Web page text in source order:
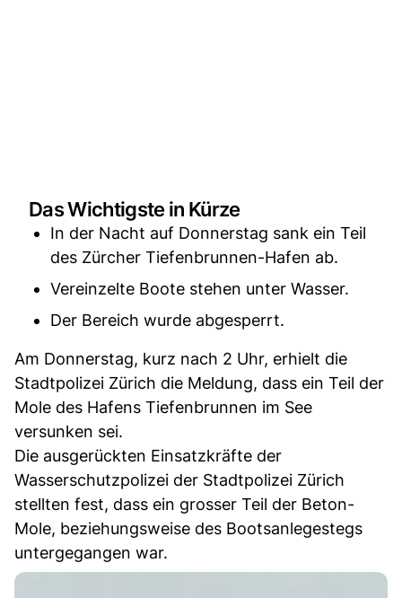
Das Wichtigste in Kürze
In der Nacht auf Donnerstag sank ein Teil
des Zürcher Tiefenbrunnen-Hafen ab.
Vereinzelte Boote stehen unter Wasser.
Der Bereich wurde abgesperrt.
Am Donnerstag, kurz nach 2 Uhr, erhielt die
Stadtpolizei Zürich die Meldung, dass ein Teil der
Mole des Hafens Tiefenbrunnen im See
versunken sei.
Die ausgerückten Einsatzkräfte der
Wasserschutzpolizei der Stadtpolizei Zürich
stellten fest, dass ein grosser Teil der Beton-
Mole, beziehungsweise des Bootsanlegestegs
untergegangen war.